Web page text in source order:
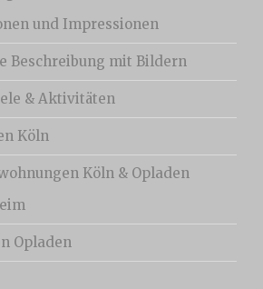
und Impressionen
Beschreibung mit Bildern
& Aktivitäten
Köln
Köln & Opladen
Opladen